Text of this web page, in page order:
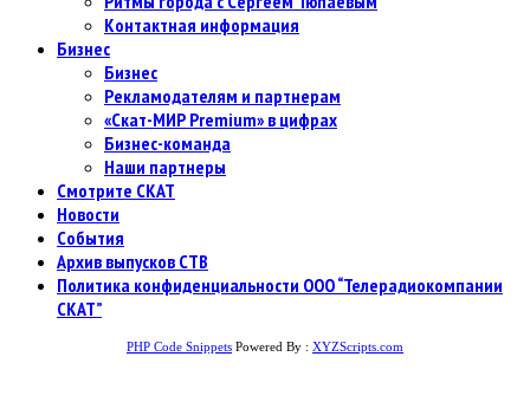
Контактная информация
Бизнес
Бизнес
Рекламодателям и партнерам
«Скат-МИР Premium» в цифрах
Бизнес-команда
Наши партнеры
Смотрите СКАТ
Новости
События
Архив выпусков СТВ
Политика конфиденциальности ООО “Телерадиокомпании
СКАТ”
PHP Code Snippets Powered By : XYZScripts.com